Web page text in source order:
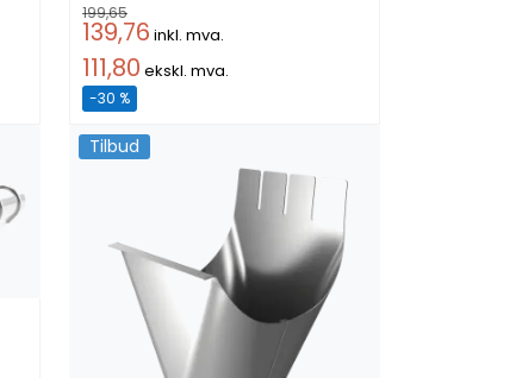
199,65
139,76 inkl. mva.
111,80 ekskl. mva.
-30 %
Tilbud